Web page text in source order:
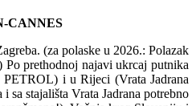
CANNES
(za polaske u 2026.: Polazak
Po prethodnoj najavi ukrcaj putnika
i u Rijeci (Vrata Jadrana
sa stajališta Vrata Jadrana potrebno